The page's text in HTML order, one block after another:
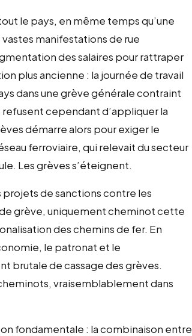
le pays, en même temps qu’une
manifestations de rue
des salaires pour rattraper
plus ancienne : la journée de travail
dans une grève générale contraint
cependant d’appliquer la
démarre alors pour exiger le
ferroviaire, qui relevait du secteur
Les grèves s’éteignent.
de sanctions contre les
grève, uniquement cheminot cette
des chemins de fer. En
le patronat et le
brutale de cassage des grèves.
vraisemblablement dans
fondamentale : la combinaison entre